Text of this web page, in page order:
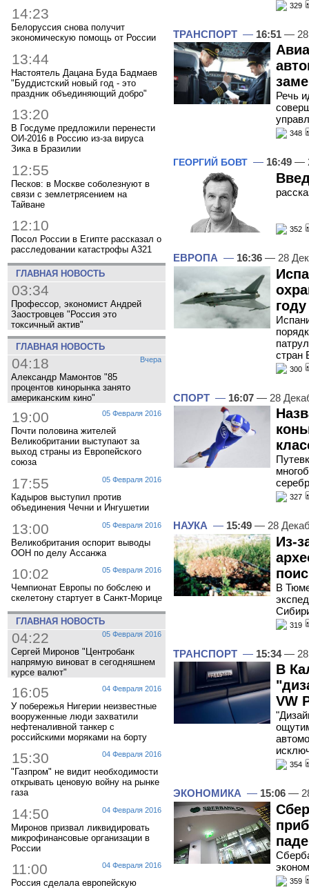
14:23
Белоруссия снова получит
экономическую помощь от России
13:44
Настоятель Дацана Буда Бадмаев
"Буддистский новый год - это
праздник объединяющий добро"
13:20
В Госдуме предложили перенести
ОИ-2016 в Россию из-за вируса
Зика в Бразилии
12:55
Песков: в Москве соболезнуют в
связи с землетрясением на
Тайване
12:10
Посол России в Египте рассказал о
расследовании катастрофы A321
ГЛАВНАЯ НОВОСТЬ
03:34
Профессор, экономист Андрей
Заостровцев "Россия это
токсичный актив"
ГЛАВНАЯ НОВОСТЬ
Вчера
04:18
Александр Мамонтов "85
процентов кинорынка занято
американским кино"
05 Февраля 2016
19:00
Почти половина жителей
Великобритании выступают за
выход страны из Европейского
союза
05 Февраля 2016
17:55
Кадыров выступил против
объединения Чечни и Ингушетии
05 Февраля 2016
13:00
Великобритания оспорит выводы
ООН по делу Ассанжа
05 Февраля 2016
10:02
Чемпионат Европы по бобслею и
скелетону стартует в Санкт-Морице
ГЛАВНАЯ НОВОСТЬ
05 Февраля 2016
04:22
Сергей Миронов "Центробанк
напрямую виноват в сегодняшнем
курсе валют"
04 Февраля 2016
16:05
У побережья Нигерии неизвестные
вооруженные люди захватили
нефтеналивной танкер с
российскими моряками на борту
04 Февраля 2016
15:30
"Газпром" не видит необходимости
открывать ценовую войну на рынке
газа
04 Февраля 2016
14:50
Миронов призвал ликвидировать
микрофинансовые организации в
России
04 Февраля 2016
11:00
Россия сделала европейскую
329
ТРАНСПОРТ — 16:51 — 28
Речь
348
ГЕОРГИЙ БОВТ — 16:49 —
352
ЕВРОПА — 16:36 — 28
году
стран
300
СПОРТ — 16:07 — 28
327
НАУКА — 15:49 — 28
Из-
В
319
ТРАНСПОРТ — 15:34— 28
В
VW
354
ЭКОНОМИКА — 15:06 —
359